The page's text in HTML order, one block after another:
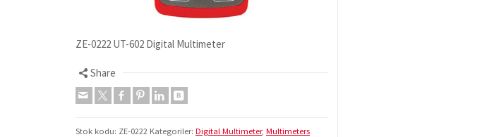
ZE-0222 UT-602 Digital Multimeter
Share
Stok kodu: ZE-0222 Kategoriler: Digital Multimeter, Multimeters